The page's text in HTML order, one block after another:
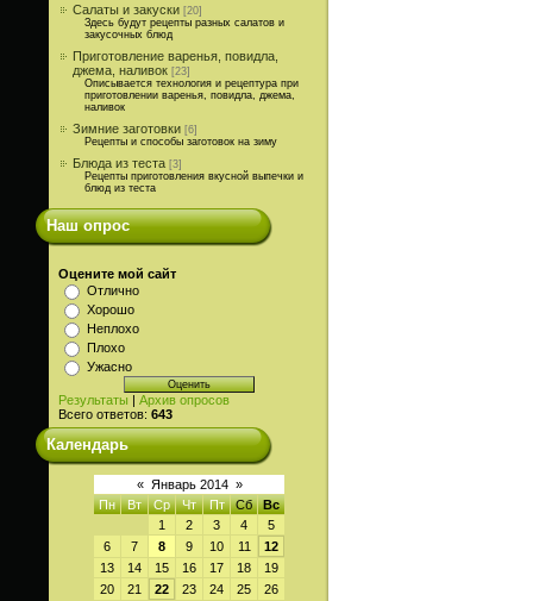
Салаты и закуски [20]
Здесь будут рецепты разных салатов и
закусочных блюд
Приготовление варенья, повидла,
джема, наливок [23]
Описывается технология и рецептура при
приготовлении варенья, повидла, джема,
наливок
Зимние заготовки [6]
Рецепты и способы заготовок на зиму
Блюда из теста [3]
Рецепты приготовления вкусной выпечки и
блюд из теста
Наш опрос
Оцените мой сайт
Отлично
Хорошо
Неплохо
Плохо
Ужасно
Результаты | Архив опросов
Всего ответов: 643
Календарь
« Январь 2014 »
Пн
Вт Ср Чт Пт Сб
Вс
1
2 3 4
5
6
7 8 9 10 11
12
13
14 15 16 17 18
19
20
21 22 23 24 25
26